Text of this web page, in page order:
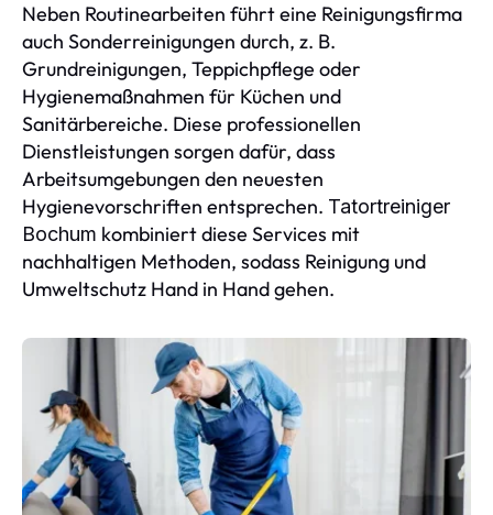
Neben Routinearbeiten führt eine Reinigungsfirma
auch Sonderreinigungen durch, z. B.
Grundreinigungen, Teppichpflege oder
Hygienemaßnahmen für Küchen und
Sanitärbereiche. Diese professionellen
Dienstleistungen sorgen dafür, dass
Arbeitsumgebungen den neuesten
Hygienevorschriften entsprechen. Tatortreiniger
Bochum kombiniert diese Services mit
nachhaltigen Methoden, sodass Reinigung und
Umweltschutz Hand in Hand gehen.